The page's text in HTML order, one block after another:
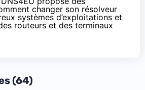
changer son résolveur
systèmes d’exploitations et
routeurs et des terminaux
(64)